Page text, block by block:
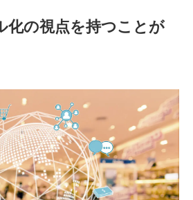
化の視点を持つことが